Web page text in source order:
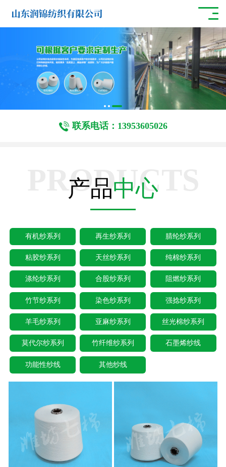
联系电话：13953605026
PRODUCTS
产品中心
有机纱系列 再生纱系列 腈纶纱系列
粘胶纱系列 天丝纱系列 纯棉纱系列
涤纶纱系列 合股纱系列 阻燃纱系列
竹节纱系列 染色纱系列 强捻纱系列
羊毛纱系列 亚麻纱系列 丝光棉纱系列
莫代尔纱系列 竹纤维纱系列 石墨烯纱线
功能性纱线 其他纱线